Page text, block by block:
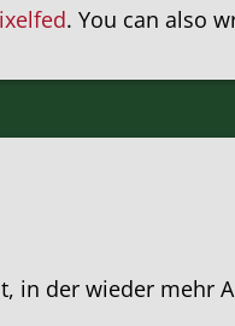
. You can also
in der wieder mehr